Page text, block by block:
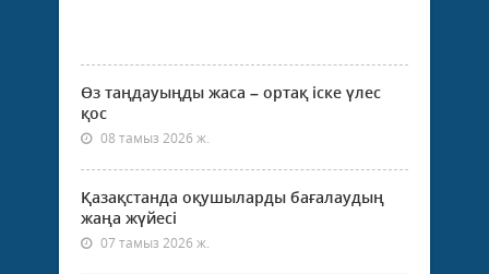
Өз таңдауыңды жаса – ортақ іске үлес
қос
08 тамыз 2026 ж.
Қазақстанда оқушыларды бағалаудың
жаңа жүйесі
07 тамыз 2026 ж.